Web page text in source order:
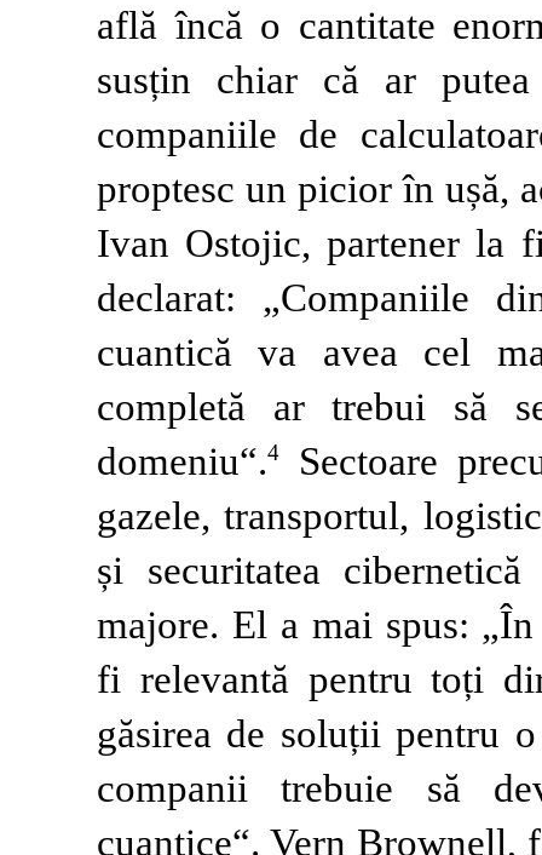
află încă o cantitate
susțin chiar că ar
companiile de
proptesc un picior în ușă,
Ivan Ostojic, partener la
declarat: „Companiile
cuantică va avea cel
completă ar trebui să
domeniu“.4
Sectoare
gazele, transportul,
și securitatea
majore. El a mai spus:
fi relevantă pentru toți
găsirea de soluții pentru
companii trebuie să
cuantice“. Vern Brownell,